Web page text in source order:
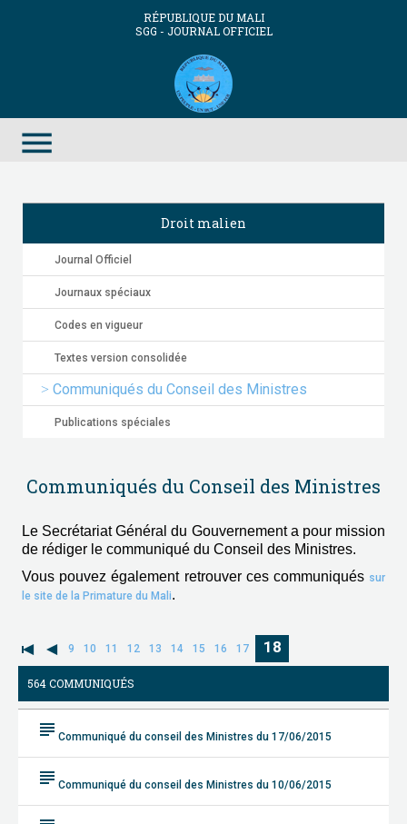
RÉPUBLIQUE DU MALI
SGG - JOURNAL OFFICIEL
menu
Droit malien
Journal Officiel
Journaux spéciaux
Codes en vigueur
Textes version consolidée
Communiqués du Conseil des Ministres
Publications spéciales
Communiqués du Conseil des Ministres
Le Secrétariat Général du Gouvernement a pour mission
de rédiger le communiqué du Conseil des Ministres.
Vous pouvez également retrouver ces communiqués sur
le site de la Primature du Mali.
9 10 11 12 13 14 15 16 17 18
564 COMMUNIQUÉS
subject Communiqué du conseil des Ministres du 17/06/2015
subject Communiqué du conseil des Ministres du 10/06/2015